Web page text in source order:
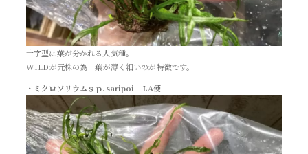
十字型に葉が分かれる人気種。
WILDが元株の為 葉が薄く細いのが特徴です。
・ミクロソリウムｓｐ.saripoi LA便